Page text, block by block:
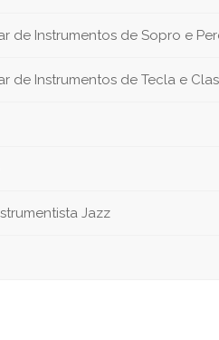
de Instrumentos de Sopro e
de Instrumentos de Tecla e
Jazz